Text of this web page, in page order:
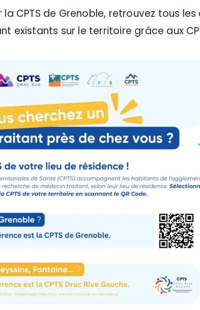
CPTS de Grenoble, retrouvez tous
existants sur le territoire grâce aux